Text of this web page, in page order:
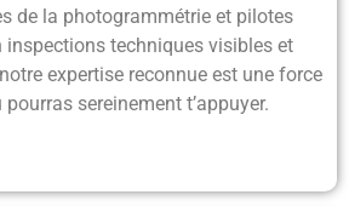
de la photogrammétrie et pilotes
inspections techniques visibles et
notre expertise reconnue est une force
sereinement t’appuyer.